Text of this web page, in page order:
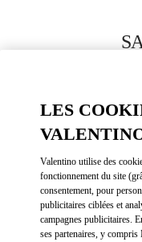
LES
Valentino utilise des
fonctionnement du site
consentement, pour
publicitaires ciblées et
campagnes publicitaires.
ses partenaires, y